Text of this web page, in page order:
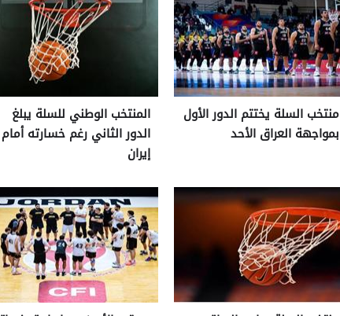
منتخب السلة يختتم الدور الأول
بمواجهة العراق الأحد
المنتخب الوطني للسلة يبلغ
الدور الثاني رغم خسارته أمام
إيران